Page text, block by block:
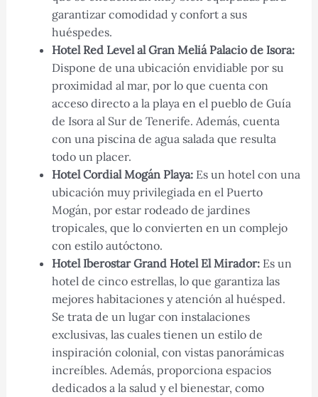
garantizar comodidad y confort a sus
huéspedes.
Hotel Red Level al Gran Meliá Palacio de Isora:
Dispone de una ubicación envidiable por su
proximidad al mar, por lo que cuenta con
acceso directo a la playa en el pueblo de Guía
de Isora al Sur de Tenerife. Además, cuenta
con una piscina de agua salada que resulta
todo un placer.
Hotel Cordial Mogán Playa:Es un hotel con una
ubicación muy privilegiada en el Puerto
Mogán, por estar rodeado de jardines
tropicales, que lo convierten en un complejo
con estilo autóctono.
Hotel Iberostar Grand Hotel El Mirador:Es un
hotel de cinco estrellas, lo que garantiza las
mejores habitaciones y atención al huésped.
Se trata de un lugar con instalaciones
exclusivas, las cuales tienen un estilo de
inspiración colonial, con vistas panorámicas
increíbles. Además, proporciona espacios
dedicados a la salud y el bienestar, como